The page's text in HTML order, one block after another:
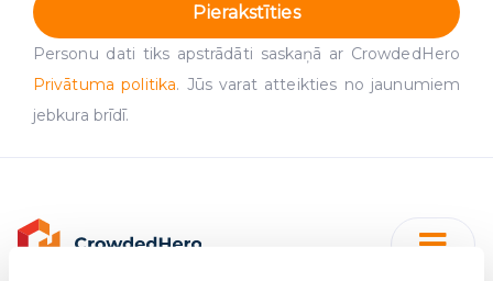
Pierakstīties
Personu dati tiks apstrādāti saskaņā ar CrowdedHero
Privātuma politika. Jūs varat atteikties no jaunumiem
jebkura brīdī.